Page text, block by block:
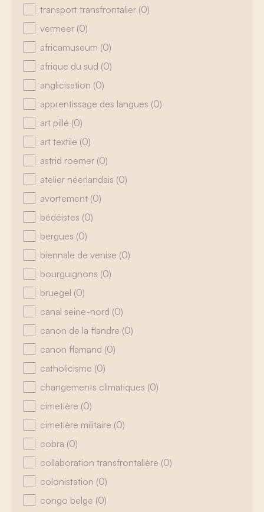
transport transfrontalier (0)
vermeer (0)
africamuseum (0)
afrique du sud (0)
anglicisation (0)
apprentissage des langues (0)
art pillé (0)
art textile (0)
astrid roemer (0)
atelier néerlandais (0)
avortement (0)
bédéistes (0)
bergues (0)
biennale de venise (0)
bourguignons (0)
bruegel (0)
canal seine-nord (0)
canon de la flandre (0)
canon flamand (0)
catholicisme (0)
changements climatiques (0)
cimetière (0)
cimetière militaire (0)
cobra (0)
collaboration transfrontalière (0)
colonistation (0)
congo belge (0)